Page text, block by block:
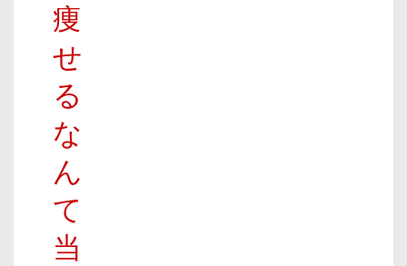
痩
せ
る
な
ん
て
当